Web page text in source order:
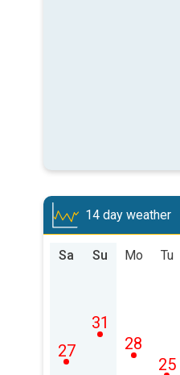
14 day weather
Sa
27
Su
31
Mo
28
Tu
25